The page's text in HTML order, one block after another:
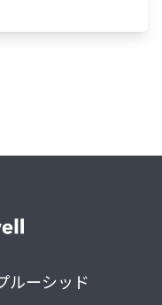
ルーシッド